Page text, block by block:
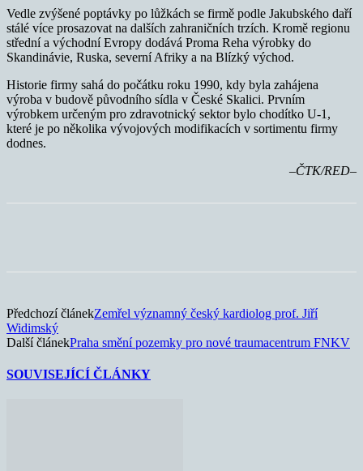
Vedle zvýšené poptávky po lůžkách se firmě podle Jakubského daří
stálé více prosazovat na dalších zahraničních trzích. Kromě regionu
střední a východní Evropy dodává Proma Reha výrobky do
Skandinávie, Ruska, severní Afriky a na Blízký východ.
Historie firmy sahá do počátku roku 1990, kdy byla zahájena
výroba v budově původního sídla v České Skalici. Prvním
výrobkem určeným pro zdravotnický sektor bylo chodítko U-1,
které je po několika vývojových modifikacích v sortimentu firmy
dodnes.
–ČTK/RED–
Předchozí článekZemřel významný český kardiolog prof. Jiří
Widimský
Další článekPraha smění pozemky pro nové traumacentrum FNKV
SOUVISEJÍCÍ ČLÁNKY